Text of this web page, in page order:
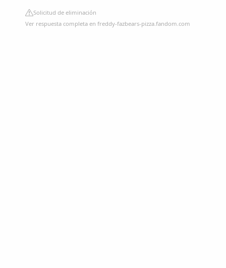
Solicitud de eliminación
Ver respuesta completa en freddy-fazbears-pizza.fandom.com